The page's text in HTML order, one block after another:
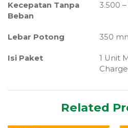
Kecepatan Tanpa
Beban
3.500
Lebar Potong 350
Isi Paket
1 Unit
Related